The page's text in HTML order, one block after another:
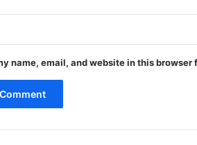
name, email, and website in this browser